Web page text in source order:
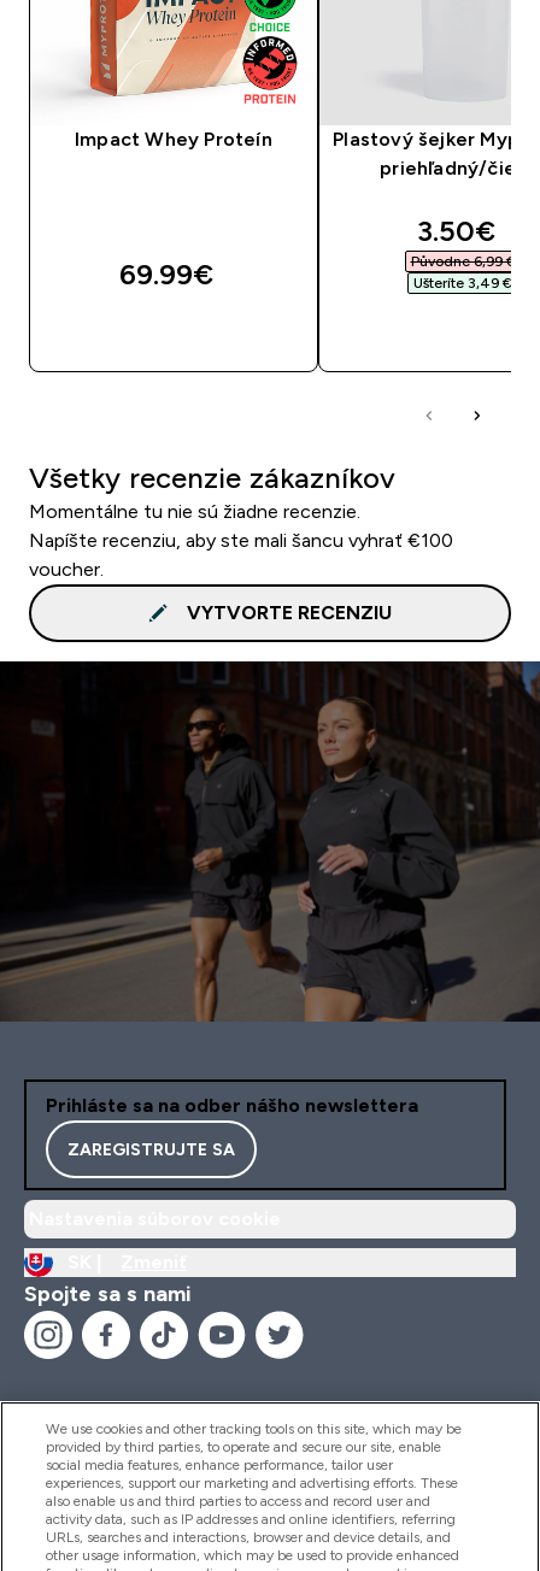
Impact Whey Proteín
69.99€‎
Plastový šejker
priehľadný/
3.50€‎
Původne 6,99 €‎
Ušteríte 3,49 €‎
Všetky recenzie zákazníkov
Momentálne tu nie sú žiadne recenzie.
Napíšte recenziu, aby ste mali šancu vyhrať €100
voucher.
VYTVORTE RECENZIU
Prihláste sa na odber nášho newslettera
ZAREGISTRUJTE SA
Spojte sa s nami
Pomoc & Informácie
Produkty
We use cookies and other tracking tools on this site, which may be
provided by third parties, to operate and secure our site, enable
social media features, enhance performance, tailor user
experiences, support our marketing and advertising efforts. These
also enable us and third parties to access and record user and
activity data, such as IP addresses and online identifiers, referring
URLs, searches and interactions, browser and device details, and
other usage information, which may be used to provide enhanced